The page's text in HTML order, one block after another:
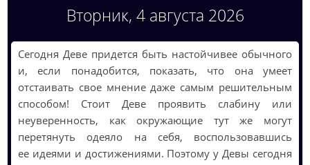
Вторник, 4 августа 2026
Сегодня Деве придется быть настойчивее обычного
и, если понадобится, показать, что она умеет
отстаивать свое мнение даже самым решительным
способом! Стоит Деве проявить слабину или
неуверенность, как окружающие тут же могут
перетянуть одеяло на себя, воспользовавшись
ее идеями и достижениями. Поэтому у Девы сегодня